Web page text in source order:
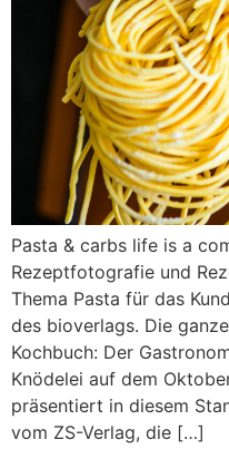
Pasta & carbs life is a
Rezeptfotografie und
Thema Pasta für das
des bioverlags. Die
Kochbuch: Der
Knödelei auf dem
präsentiert in diesem
vom ZS-Verlag, die […]